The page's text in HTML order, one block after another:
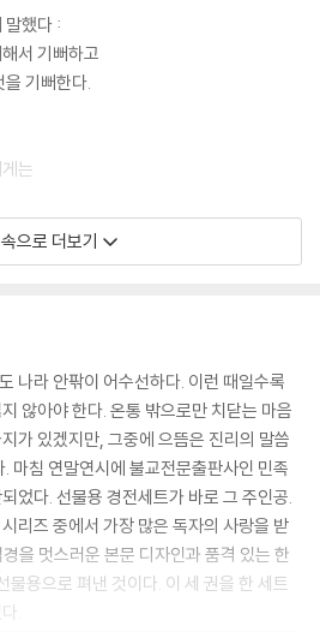
했다 :
서 기뻐하고
기뻐한다.
는
나니
쓰지 말라.
.
하지도 말고,
외뿔처럼
으로 더보기
나라 안팎이 어수선하다. 이런 때일수록
않아야 한다. 온통 밖으로만 치닫는 마음
가 있겠지만, 그중에 으뜸은 진리의 말씀
마침 연말연시에 불교전문출판사인 민족
었다. 선물용 경전세트가 바로 그 주인공.
리즈 중에서 가장 많은 독자의 사랑을 받
을 멋스러운 본문 디자인과 품격 있는 한
물용으로 펴낸 것이다. 이 세 권을 한 세트
.